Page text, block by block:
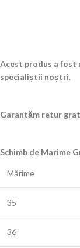
Acest produs a fost
specialiștii noștri.
Garantăm retur
Schimb de Marime
Mărime
35
36